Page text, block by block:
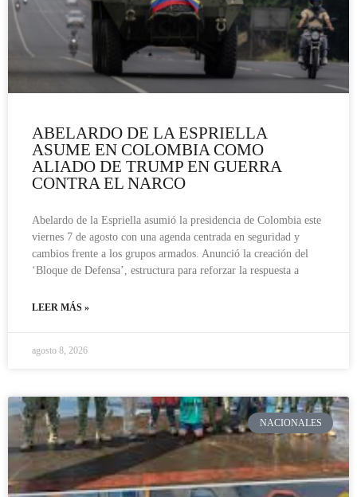
ABELARDO DE LA ESPRIELLA
ASUME EN COLOMBIA COMO
ALIADO DE TRUMP EN GUERRA
CONTRA EL NARCO
Abelardo de la Espriella asumió la presidencia de Colombia este
viernes 7 de agosto con una agenda centrada en seguridad y
cambios frente a los grupos armados. Anunció la creación del
‘Bloque de Defensa’, estructura para reforzar la respuesta a
LEER MÁS »
agosto 8, 2026
NACIONALES